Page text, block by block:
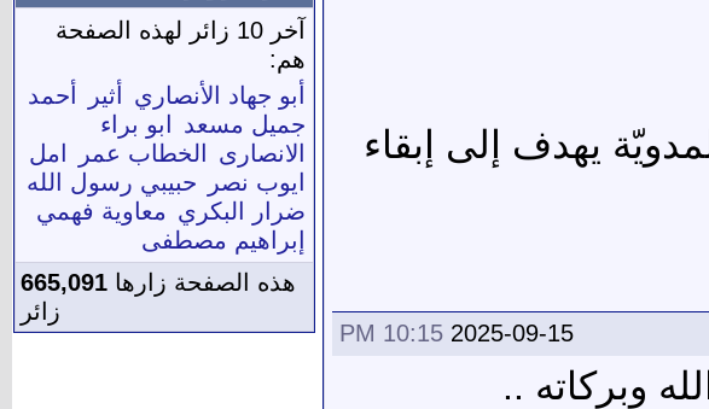
يهدف إلى إبقاء
2025-09-15
10:15 PM
وبركاته ..
آخر 10 زائر لهذه الصفحة
هم:
أبو جهاد الأنصاري
أثير
أحمد
جميل مسعد
ابو براء
الانصارى
الخطاب عمر
امل
ايوب نصر
حبيبي رسول الله
ضرار البكري معاوية فهمي
إبراهيم مصطفى
هذه الصفحة زارها 665,091
زائر